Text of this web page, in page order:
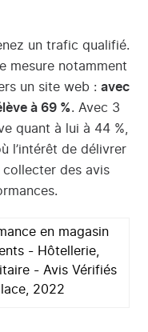
un trafic qualifié.
mesure notamment
un site web : avec
à 69 %. Avec 3
quant à lui à 44 %,
l’intérêt de délivrer
des avis
2022